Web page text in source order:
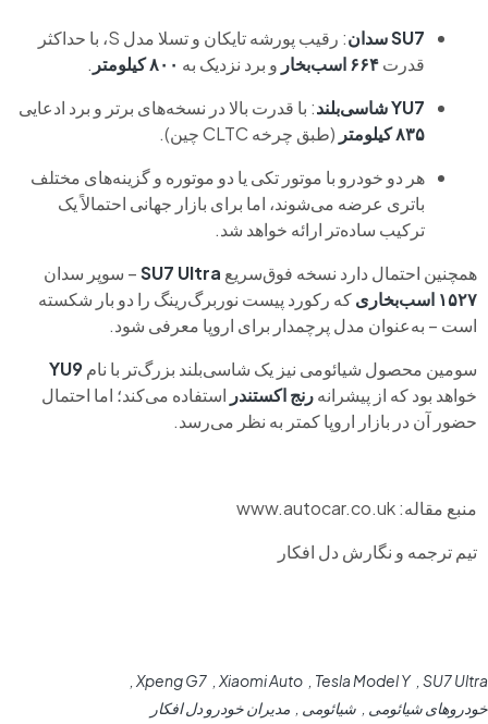
SU7 سدان
: رقیب پورشه تایکان و تسلا مدل S، با حداکثر
قدرت۶۶۴ اسب‌بخار و برد نزدیک به ۸۰۰ کیلومتر
.
YU7 شاسی‌بلند
: با قدرت بالا در نسخه‌های برتر و برد ادعایی
۸۳۵ کیلومتر
(طبق چرخه CLTC چین).
هر دو خودرو با موتور تکی یا دو موتوره و گزینه‌های مختلف
باتری عرضه می‌شوند، اما برای بازار جهانی احتمالاً یک
ترکیب ساده‌تر ارائه خواهد شد.
همچنین احتمال دارد نسخه فوق‌سریع SU7 Ultra– سوپر سدان
۱۵۲۷ اسب‌بخاری
که رکورد پیست نوربرگ‌رینگ را دو بار شکسته
است – به‌عنوان مدل پرچمدار برای اروپا معرفی شود.
سومین محصول شیائومی نیز یک شاسی‌بلند بزرگ‌تر با نامYU9
خواهد بود که از پیشرانهرنج اکستندر استفاده می‌کند؛ اما احتمال
حضور آن در بازار اروپا کمتر به نظر می‌رسد.
منبع مقاله: www.autocar.co.uk
تیم ترجمه و نگارش دل افکار
SU7 Ultra
Tesla Model Y
Xiaomi Auto
Xpeng G7
خودروهای شیائومی
شیائومی مدیران خودرو دل افکار